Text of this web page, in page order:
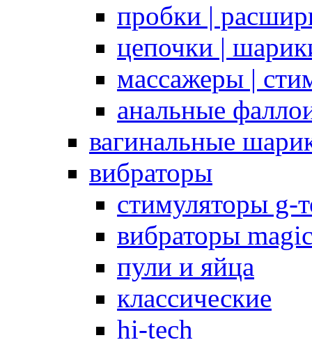
пробки |
цепочки |
массажеры |
анальные
вагинальные
вибраторы
стимуляторы g-
вибраторы
пули и яйца
классические
hi-tech